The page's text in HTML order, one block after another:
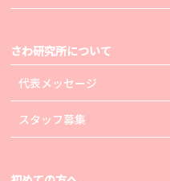
さわ研究所について
代表メッセージ
スタッフ募集